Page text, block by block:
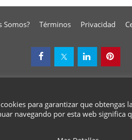
Somos? Términos Privacidad
ShopFactory eCommerce
software was used.
para garantizar que obtengas
navegando por esta web significa